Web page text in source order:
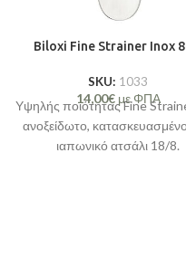
Biloxi Fine Strainer Inox
SKU: 1033
14,00€με ΦΠΑ
Υψηλής ποιότητας Fine
ανοξείδωτο,
ιαπωνικό ατσάλι 18/8.